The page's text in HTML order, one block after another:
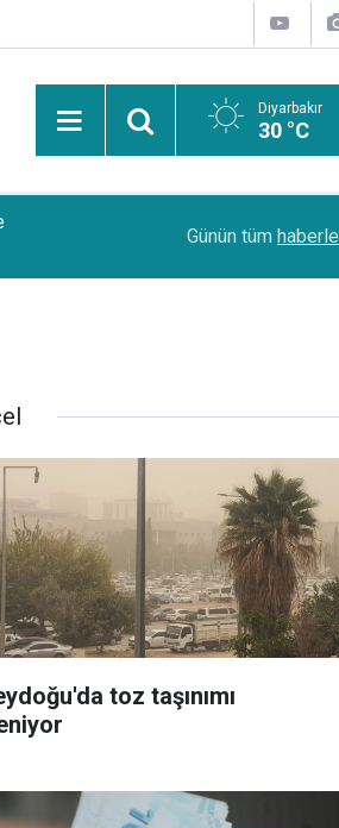
Diyarbakır
30 °C
Li Dêrikê, wesayît li
Günün tüm
toz taşınımı